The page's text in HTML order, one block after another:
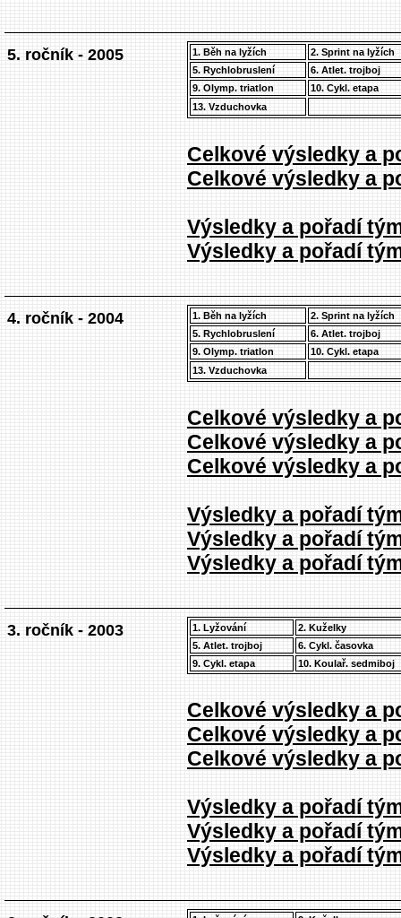
5. ročník - 2005 1. Běh na lyžích
2. Sprint na lyžích
5. Rychlobruslení
6. Atlet. trojboj
9. Olymp. triatlon
10. Cykl. etapa
13. Vzduchovka
Celkové výsledky a
Celkové výsledky a
Výsledky a pořadí
Výsledky a pořadí
4. ročník - 2004 1. Běh na lyžích
2. Sprint na lyžích
5. Rychlobruslení
6. Atlet. trojboj
9. Olymp. triatlon
10. Cykl. etapa
13. Vzduchovka
Celkové výsledky a
Celkové výsledky a
Celkové výsledky a
Výsledky a pořadí
Výsledky a pořadí
Výsledky a pořadí
3. ročník - 2003 1. Lyžování
2. Kuželky
5. Atlet. trojboj
6. Cykl. časovka
9. Cykl. etapa
10. Koulař. sedmiboj
Celkové výsledky a
Celkové výsledky a
Celkové výsledky a
Výsledky a pořadí
Výsledky a pořadí
Výsledky a pořadí